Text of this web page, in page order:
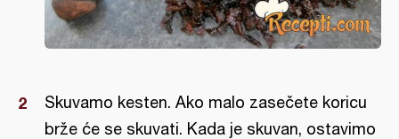
Skuvamo kesten. Ako malo zasečete koricu
brže će se skuvati. Kada je skuvan, ostavimo